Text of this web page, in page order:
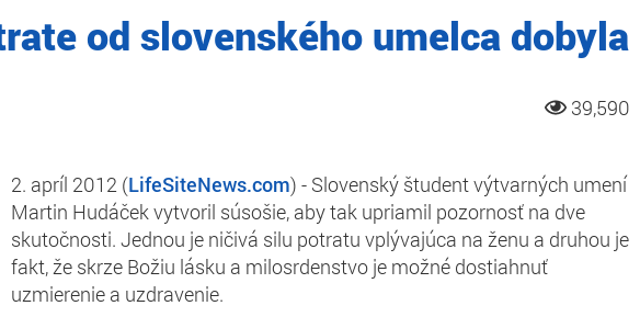
od slovenského umelca dobyla
39,590
2. apríl 2012 (LifeSiteNews.com) - Slovenský študent výtvarných umení
Martin Hudáček vytvoril súsošie, aby tak upriamil pozornosť na dve
skutočnosti. Jednou je ničivá silu potratu vplývajúca na ženu a druhou je
fakt, že skrze Božiu lásku a milosrdenstvo je možné dostiahnuť
uzmierenie a uzdravenie.